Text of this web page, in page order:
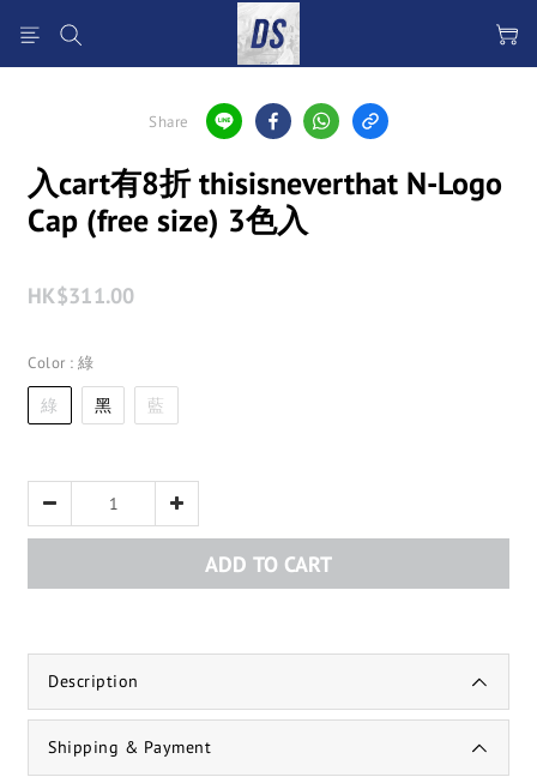
Share
入cart有8折 thisisneverthat N-Logo
Cap (free size) 3色入
HK$311.00
Color : 綠
綠 黑 藍
ADD TO CART
Description
Shipping & Payment